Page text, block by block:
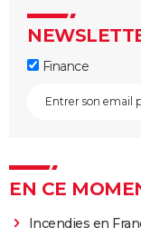
Finance
EN CE
Incendies en